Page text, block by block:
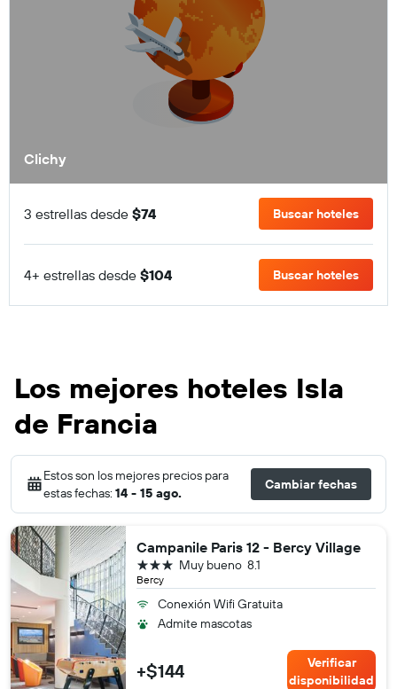
Clichy
3 estrellas desde $74 Buscar hoteles
4+ estrellas desde $104 Buscar hoteles
Los mejores hoteles Isla
de Francia
Estos son los mejores precios para
estas fechas: 14 - 15 ago.
Cambiar fechas
Campanile Paris 12 - Bercy Village
Bercy
8.1
Muy bueno
3 estrellas
Conexión Wifi Gratuita
Admite mascotas
+$144
Verificar
disponibilidad